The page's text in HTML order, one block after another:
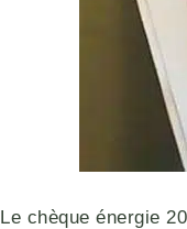
Le chèque énergie